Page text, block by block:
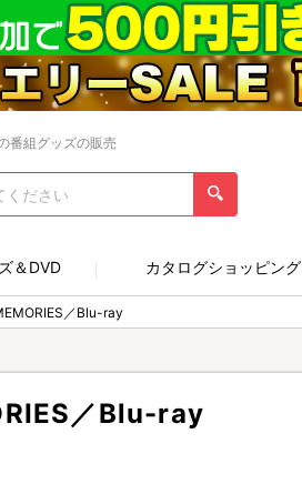
番組グッズの販売
＆DVD カタログショッピング
／Blu-ray
／Blu-ray